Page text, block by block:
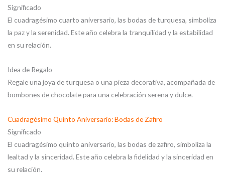
Significado
El cuadragésimo cuarto aniversario, las bodas de turquesa, simboliza
la paz y la serenidad. Este año celebra la tranquilidad y la estabilidad
en su relación.
Idea de Regalo
Regale una joya de turquesa o una pieza decorativa, acompañada de
bombones de chocolate para una celebración serena y dulce.
Cuadragésimo Quinto Aniversario: Bodas de Zafiro
Significado
El cuadragésimo quinto aniversario, las bodas de zafiro, simboliza la
lealtad y la sinceridad. Este año celebra la fidelidad y la sinceridad en
su relación.